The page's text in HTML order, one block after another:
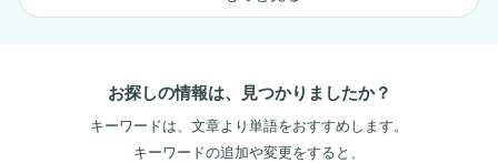
お探しの情報は、見つかりましたか？
キーワードは、文章より単語をおすすめします。
キーワードの追加や変更をすると、